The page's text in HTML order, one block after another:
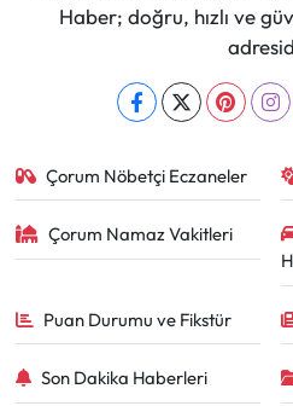
Haber; doğru, hızlı ve
Çorum Nöbetçi Eczaneler
Çorum Namaz Vakitleri
Puan Durumu ve Fikstür
Son Dakika Haberleri